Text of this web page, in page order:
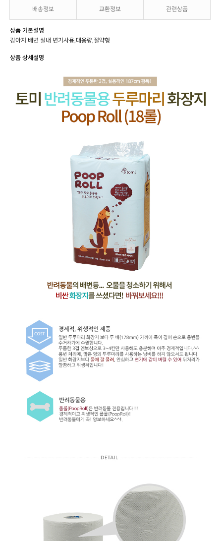
배송정보 교환정보 관련상품
상품 기본설명
강아지 배변 실내 변기사용,대용량,절약형
상품 상세설명